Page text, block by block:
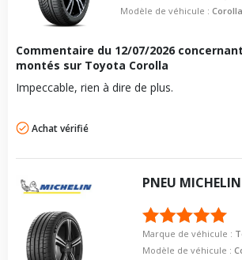
Modèle de véhicule :Corolla
Commentaire du 12/07/2026
montés sur Toyota Corolla
Impeccable, rien à dire de plus.
Achat vérifié
PNEU MICHELIN
Marque de véhicule :
Modèle de véhicule :